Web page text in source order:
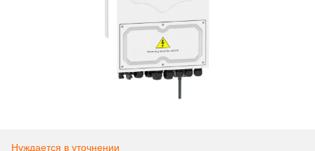
Нуждается в уточнении